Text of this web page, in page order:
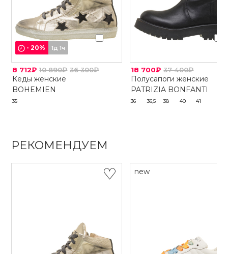
-20% 1д 1ч
8 712₽ 10 890₽ 36 300₽
Кеды женские
BOHEMIEN
35
18 700₽ 37 400₽
Полусапоги женские
PATRIZIA BONFANTI
36 36,5 38 40 41
РЕКОМЕНДУЕМ
new